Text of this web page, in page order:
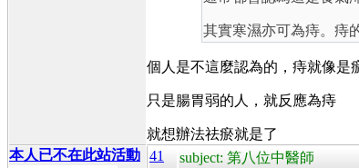
其實寒濕亦可為痔。痔
個人是不這麼認為的，痔就像是
只是腸胃弱的人，就反應為痔
就想辦法祛瘀就是了
本人已不在此站活動 41 subject: 第八位中醫師